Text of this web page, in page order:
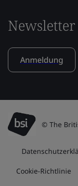
Anmeldung
© The
Cookie-Richtlinie